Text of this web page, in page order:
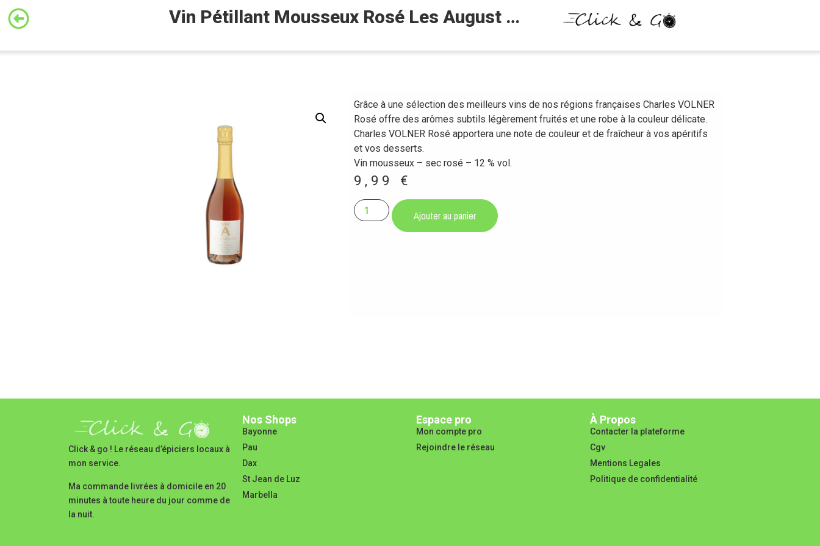
Vin Pétillant Mousseux Rosé Les August …
Grâce à une sélection des meilleurs vins de nos régions françaises Charles VOLNER
Rosé offre des arômes subtils légèrement fruités et une robe à la couleur délicate.
Charles VOLNER Rosé apportera une note de couleur et de fraîcheur à vos apéritifs
et vos desserts.
Vin mousseux – sec rosé – 12 % vol.
9,99 €
Ajouter au panier
Click & go ! Le réseau d’épiciers locaux à
mon service.
Ma commande livrées à domicile en 20
minutes à toute heure du jour comme de
la nuit.
Nos Shops
Bayonne
Pau
Dax
St Jean de Luz
Marbella
Espace pro
Mon compte pro
Rejoindre le réseau
À Propos
Contacter la plateforme
Cgv
Mentions Legales
Politique de confidentialité